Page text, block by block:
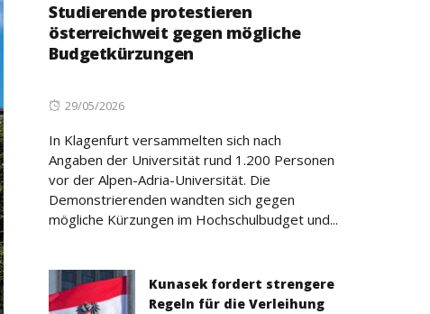
Studierende protestieren
österreichweit gegen mögliche
Budgetkürzungen
Posted
29/05/2026
In Klagenfurt versammelten sich nach
Angaben der Universität rund 1.200 Personen
vor der Alpen-Adria-Universität. Die
Demonstrierenden wandten sich gegen
mögliche Kürzungen im Hochschulbudget und...
Kunasek fordert strengere
Regeln für die Verleihung